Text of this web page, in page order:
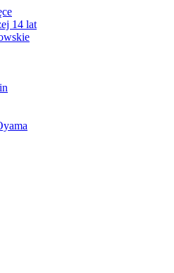
14 lat